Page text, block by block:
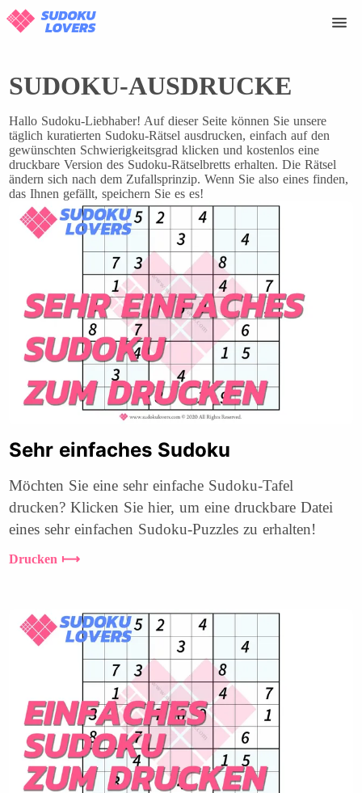
SUDOKU-AUSDRUCKE
Hallo Sudoku-Liebhaber! Auf dieser Seite können Sie unsere
täglich kuratierten Sudoku-Rätsel ausdrucken, einfach auf den
gewünschten Schwierigkeitsgrad klicken und kostenlos eine
druckbare Version des Sudoku-Rätselbretts erhalten. Die Rätsel
ändern sich nach dem Zufallsprinzip. Wenn Sie also eines finden,
das Ihnen gefällt, speichern Sie es es!
Sehr einfaches Sudoku
Möchten Sie eine sehr einfache Sudoku-Tafel
drucken? Klicken Sie hier, um eine druckbare Datei
eines sehr einfachen Sudoku-Puzzles zu erhalten!
Drucken ⟼